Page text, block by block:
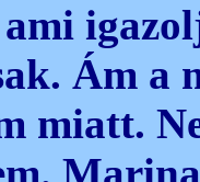
Ám a
miatt.